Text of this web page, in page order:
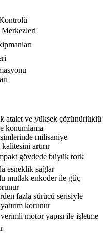
Merkezleri
atalet ve yüksek çözünürlüklü
konumlama
milisaniye
artırır
gövdede büyük tork
esneklik sağlar
mutlak enkoder ile güç
fazla sürücü serisiyle
korunur
motor yapısı ile işletme